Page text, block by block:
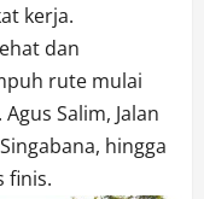
kerja.
dan
rute mulai
Salim, Jalan
hingga
finis.